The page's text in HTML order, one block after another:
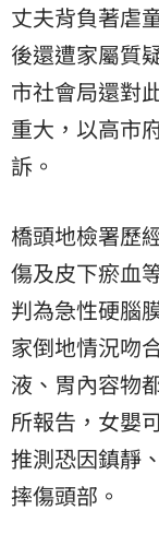
丈夫背負著虐
後還遭家屬質
市社會局還對
重大，以高市
訴。
橋頭地檢署歷
傷及皮下瘀血
判為急性硬腦
家倒地情況吻
液、胃內容物
所報告，女嬰
推測恐因鎮靜
摔傷頭部。